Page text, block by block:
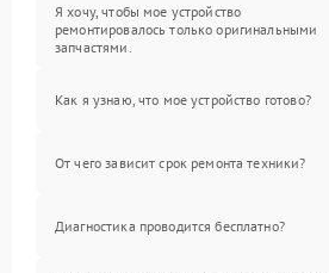
Я хочу, чтобы мое устройство
ремонтировалось только оригинальными
запчастями.
Как я узнаю, что мое устройство готово?
От чего зависит срок ремонта техники?
Диагностика проводится бесплатно?